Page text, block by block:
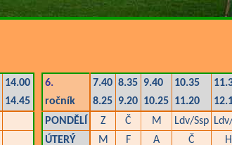
14.00 6. 7.40 8.35 9.40 10.35
14.45 ročník 8.25 9.20 10.25 11.20
PONDĚLÍ Z Č M Ldv/Ssp
ÚTERÝ M F A Č